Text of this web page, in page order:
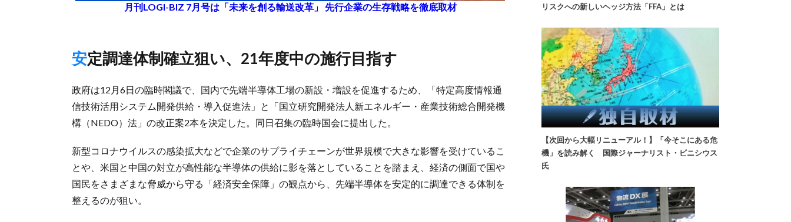
月刊LOGI-BIZ 7月号は「未来を創る輸送改革」 先行企業の生存戦略を徹底取材
安定調達体制確立狙い、21年度中の施行目指す
政府は12月6日の臨時閣議で、国内で先端半導体工場の新設・増設を促進するため、「特定高度情報通
信技術活用システム開発供給・導入促進法」と「国立研究開発法人新エネルギー・産業技術総合開発機
構（NEDO）法」の改正案2本を決定した。同日召集の臨時国会に提出した。
新型コロナウイルスの感染拡大などで企業のサプライチェーンが世界規模で大きな影響を受けているこ
とや、米国と中国の対立が高性能な半導体の供給に影を落としていることを踏まえ、経済の側面で国や
国民をさまざまな脅威から守る「経済安全保障」の観点から、先端半導体を安定的に調達できる体制を
整えるのが狙い。
リスクへの新しいヘッジ方法「FFA」とは
【次回から大幅リニューアル！】「今そこにある危
機」を読み解く 国際ジャーナリスト・ビニシウス
氏